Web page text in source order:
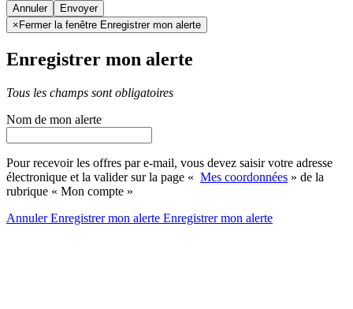
Annuler
× Fermer la fenêtre Enregistrer mon alerte
Enregistrer mon alerte
Tous les champs sont obligatoires
Nom de mon alerte
Pour recevoir les offres par e-mail, vous devez saisir votre adresse
électronique et la valider sur la page « Mes coordonnées » de la
rubrique « Mon compte »
AnnulerEnregistrer mon alerte Enregistrermon alerte